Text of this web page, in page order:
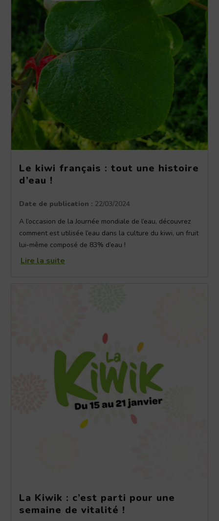
Le kiwi français : tout une histoire
d’eau !
Date de publication : 22/03/2024
A l’occasion de la Journée mondiale de l’eau, découvrez
comment est utilisée l’eau dans la culture du kiwi, un fruit
lui-même composé de 83% d’eau !
Lire la suite
La Kiwik : c’est parti pour une
semaine de vitalité !